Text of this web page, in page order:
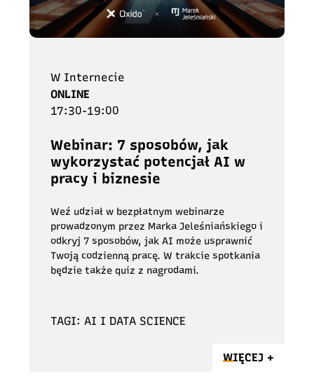
W Internecie
ONLINE
17:30-19:00
Webinar: 7 sposobów, jak
wykorzystać potencjał AI w
pracy i biznesie
Weź udział w bezpłatnym webinarze
prowadzonym przez Marka Jeleśniańskiego i
odkryj 7 sposobów, jak AI może usprawnić
Twoją codzienną pracę. W trakcie spotkania
będzie także quiz z nagrodami.
TAGI: AI I DATA SCIENCE
WIĘCEJ +